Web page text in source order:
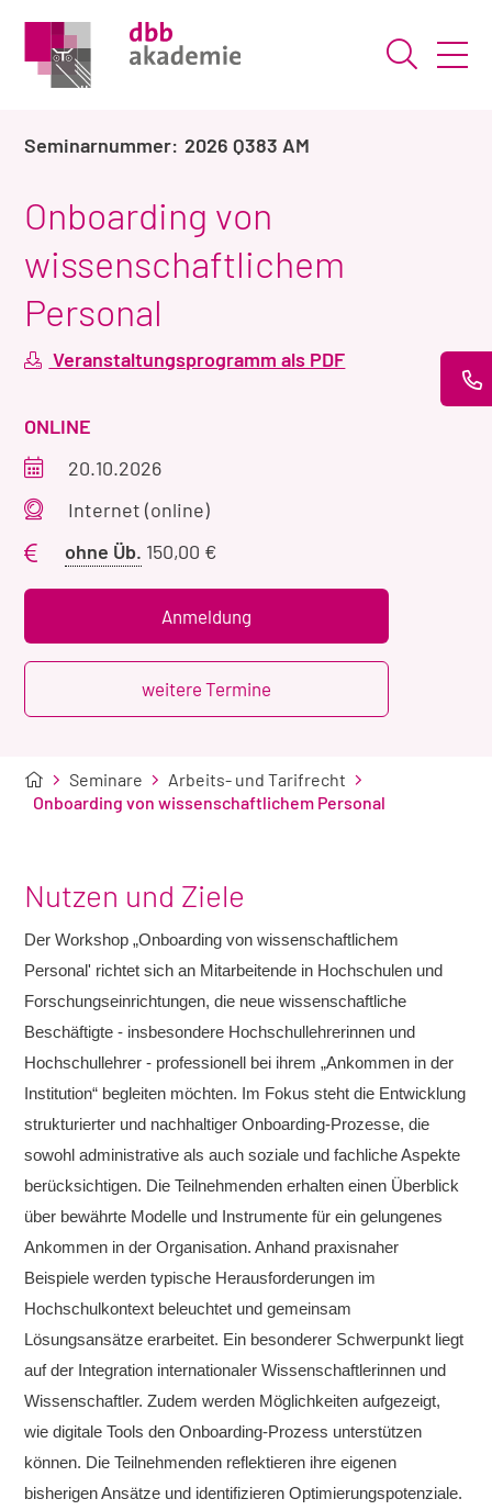
Suche
2026 Q383 AM
Onboarding von
wissenschaftlichem
Personal
Veranstaltungsprogramm als PDF
VERANSTALTUNGSART
ONLINE
Veranstaltungszeitraum
20.10.2026
Veranstaltungsort
Internet (online)
ohne Üb. Preis
Übernachtung
150,00 €
Anmeldung
weitere Termine
Seminare
Arbeits- und Tarifrecht
Onboarding von wissenschaftlichem Personal
Nutzen und Ziele
Der Workshop „Onboarding von wissenschaftlichem
Personal' richtet sich an Mitarbeitende in Hochschulen und
Forschungseinrichtungen, die neue wissenschaftliche
Beschäftigte - insbesondere Hochschullehrerinnen und
Hochschullehrer - professionell bei ihrem „Ankommen in der
Institution“ begleiten möchten. Im Fokus steht die Entwicklung
strukturierter und nachhaltiger Onboarding-Prozesse, die
sowohl administrative als auch soziale und fachliche Aspekte
berücksichtigen. Die Teilnehmenden erhalten einen Überblick
über bewährte Modelle und Instrumente für ein gelungenes
Ankommen in der Organisation. Anhand praxisnaher
Beispiele werden typische Herausforderungen im
Hochschulkontext beleuchtet und gemeinsam
Lösungsansätze erarbeitet. Ein besonderer Schwerpunkt liegt
auf der Integration internationaler Wissenschaftlerinnen und
Wissenschaftler. Zudem werden Möglichkeiten aufgezeigt,
wie digitale Tools den Onboarding-Prozess unterstützen
können. Die Teilnehmenden reflektieren ihre eigenen
bisherigen Ansätze und identifizieren Optimierungspotenziale.